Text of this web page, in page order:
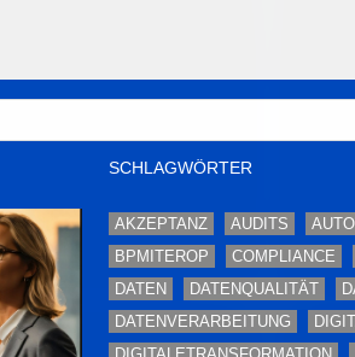
SCHLAGWÖRTER
AKZEPTANZ AUDITS
BPMITEROP
COMPLIANCE
DATEN
DATENQUALITÄT
DATENVERARBEITUNG